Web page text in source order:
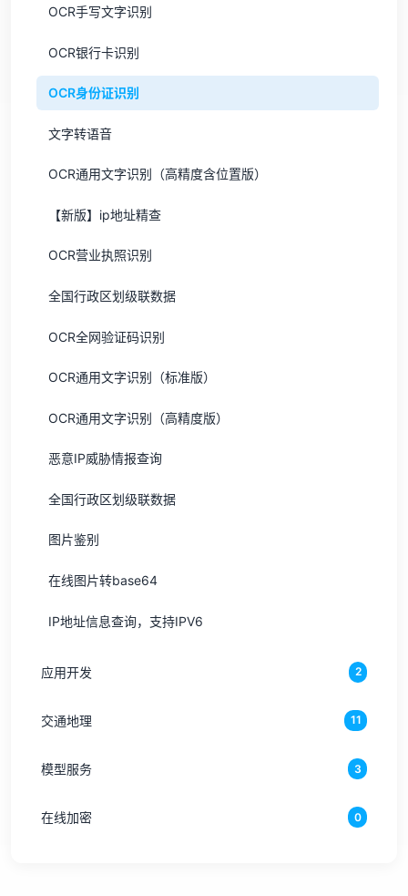
OCR手写文字识别
OCR银行卡识别
OCR身份证识别
文字转语音
OCR通用文字识别（高精度含位置版）
【新版】ip地址精查
OCR营业执照识别
全国行政区划级联数据
OCR全网验证码识别
OCR通用文字识别（标准版）
OCR通用文字识别（高精度版）
恶意IP威胁情报查询
全国行政区划级联数据
图片鉴别
在线图片转base64
IP地址信息查询，支持IPV6
应用开发 2
交通地理 11
模型服务 3
在线加密 0